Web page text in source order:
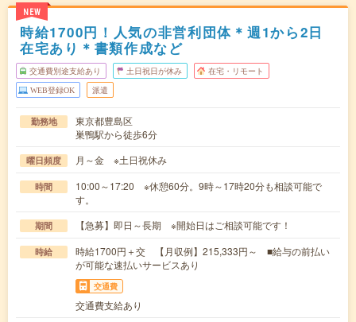
NEW
時給1700円！人気の非営利団体＊週1から2日
在宅あり＊書類作成など
交通費別途支給あり 土日祝日が休み 在宅・リモート
WEB登録OK 派遣
勤務地
東京都豊島区
巣鴨駅から徒歩6分
曜日頻度 月～金 ※土日祝休み
時間
10:00～17:20 ※休憩60分。9時～17時20分も相談可能で
す。
期間 【急募】即日～長期 ※開始日はご相談可能です！
時給
時給1700円＋交 【月収例】215,333円～ ■給与の前払い
が可能な速払いサービスあり
交通費
交通費支給あり